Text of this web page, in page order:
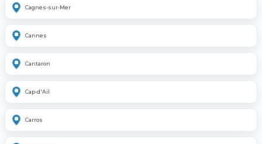
Cagnes-sur-Mer
Cannes
Cantaron
Cap-d'Ail
Carros